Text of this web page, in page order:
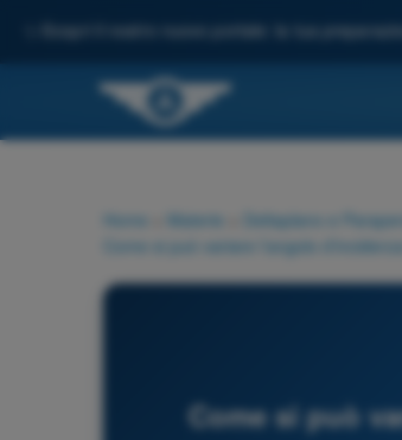
Scopri il nostro nuovo portale: la tua
Home Materie Deltaplano e
Come si può